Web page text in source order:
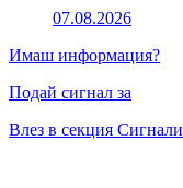
07.08.2026
Имаш информация?
Подай сигнал за
Влез в секция Сигнали